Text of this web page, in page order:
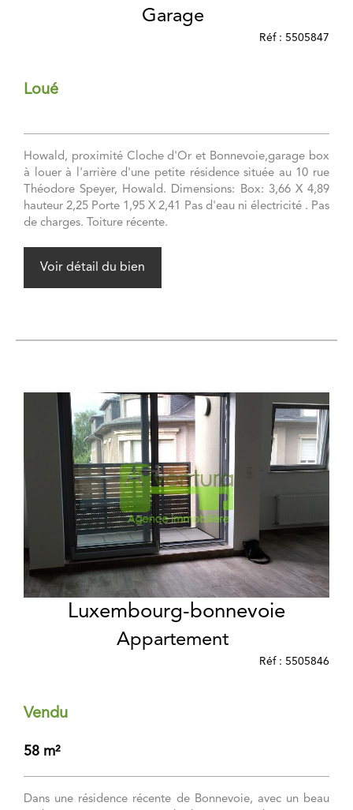
Garage
Réf : 5505847
Loué
Howald, proximité Cloche d'Or et Bonnevoie,garage box
à louer à l'arrière d'une petite résidence située au 10 rue
Théodore Speyer, Howald. Dimensions: Box: 3,66 X 4,89
hauteur 2,25 Porte 1,95 X 2,41 Pas d'eau ni électricité . Pas
de charges. Toiture récente.
Voir détail du bien
Luxembourg-bonnevoie
Appartement
Réf : 5505846
Vendu
58 m²
Dans une résidence récente de Bonnevoie, avec un beau